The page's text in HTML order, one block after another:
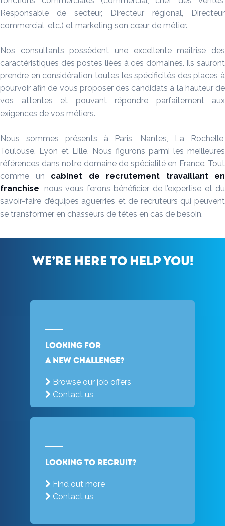
Responsable de secteur, Directeur régional, Directeur
commercial, etc.) et marketing son cœur de métier.
Nos consultants possèdent une excellente maîtrise des
caractéristiques des postes liées à ces domaines. Ils sauront
prendre en considération toutes les spécificités des places à
pourvoir afin de vous proposer des candidats à la hauteur de
vos attentes et pouvant répondre parfaitement aux
exigences de vos métiers.
Nous sommes présents à Paris, Nantes, La Rochelle,
Toulouse, Lyon et Lille. Nous figurons parmi les meilleures
références dans notre domaine de spécialité en France. Tout
comme un cabinet de recrutement
travaillant en
franchise, nous vous ferons bénéficier de l’expertise et du
savoir-faire d’équipes aguerries et de recruteurs qui peuvent
se transformer en chasseurs de têtes en cas de besoin.
We’re here to help you!
Looking for
a new challenge?
Browse our job offers
Contact us
Looking to recruit?
Find out more
Contact us